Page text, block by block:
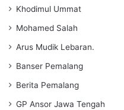
Khodimul Ummat
Mohamed Salah
Arus Mudik Lebaran.
Banser Pemalang
Berita Pemalang
GP Ansor Jawa Tengah